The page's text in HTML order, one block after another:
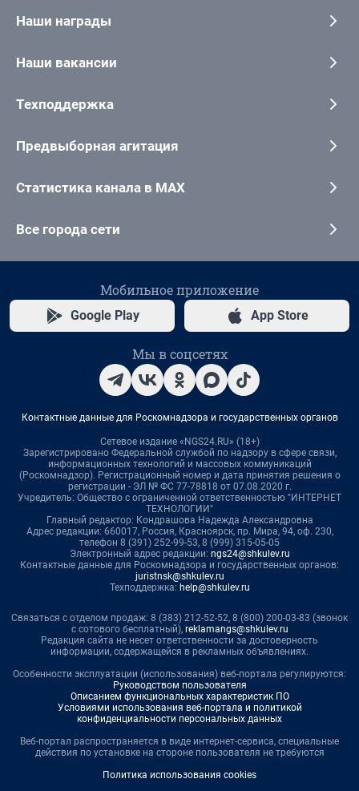
Наши награды
Наши вакансии
Техподдержка
Предвыборная агитация
Статистика канала в MAX
Все города сети
Мобильное приложение
Google Play App Store
Мы в соцсетях
Контактные данные для Роскомнадзора и государственных органов
Сетевое издание «NGS24.RU» (18+)
Зарегистрировано Федеральной службой по надзору в сфере связи,
информационных технологий и массовых коммуникаций
(Роскомнадзор). Регистрационный номер и дата принятия решения о
регистрации - ЭЛ № ФС 77-78818 от 07.08.2020 г.
Учредитель: Общество с ограниченной ответственностью "ИНТЕРНЕТ
ТЕХНОЛОГИИ"
Главный редактор: Кондрашова Надежда Александровна
Адрес редакции: 660017, Россия, Красноярск, пр. Мира, 94, оф. 230,
телефон 8 (391) 252-99-53, 8 (999) 315-05-05
Электронный адрес редакции: ngs24@shkulev.ru
Контактные данные для Роскомнадзора и государственных органов:
juristnsk@shkulev.ru
Техподдержка: help@shkulev.ru
Связаться с отделом продаж: 8 (383) 212-52-52, 8 (800) 200-03-83 (звонок
с сотового бесплатный), reklamangs@shkulev.ru
Редакция сайта не несет ответственности за достоверность
информации, содержащейся в рекламных объявлениях.
Особенности эксплуатации (использования) веб-портала регулируются:
Руководством пользователя
Описанием функциональных характеристик ПО
Условиями использования веб-портала и политикой
конфиденциальности персональных данных
Веб-портал распространяется в виде интернет-сервиса, специальные
действия по установке на стороне пользователя не требуются
Политика использования cookies